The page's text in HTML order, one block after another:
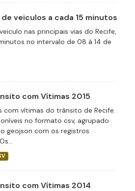
veiculos a cada 15 minutos
nas principais vias do Recife,
no intervalo de 08 à 14 de
com Vítimas 2015
com vítimas do trânsito de Recife.
no formato csv, agrupado
geojson com os registros
com Vítimas 2014